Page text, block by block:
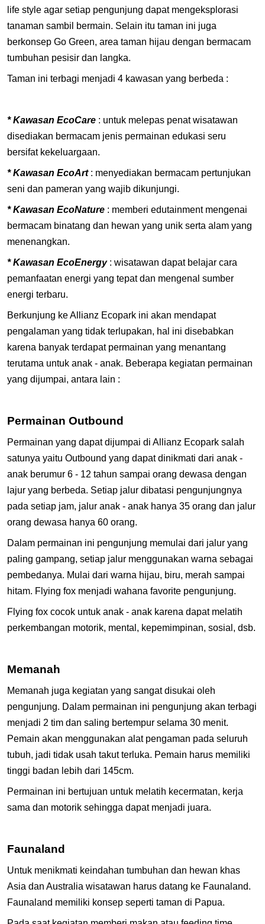
life style agar setiap pengunjung dapat mengeksplorasi
tanaman sambil bermain. Selain itu taman ini juga
berkonsep Go Green, area taman hijau dengan bermacam
tumbuhan pesisir dan langka.
Taman ini terbagi menjadi 4 kawasan yang berbeda :
* Kawasan EcoCare : untuk melepas penat wisatawan
disediakan bermacam jenis permainan edukasi seru
bersifat kekeluargaan.
* Kawasan EcoArt: menyediakan bermacam pertunjukan
seni dan pameran yang wajib dikunjungi.
* Kawasan EcoNature : memberi edutainment mengenai
bermacam binatang dan hewan yang unik serta alam yang
menenangkan.
* Kawasan EcoEnergy: wisatawan dapat belajar cara
pemanfaatan energi yang tepat dan mengenal sumber
energi terbaru.
Berkunjung ke Allianz Ecopark ini akan mendapat
pengalaman yang tidak terlupakan, hal ini disebabkan
karena banyak terdapat permainan yang menantang
terutama untuk anak - anak. Beberapa kegiatan permainan
yang dijumpai, antara lain :
Permainan Outbound
Permainan yang dapat dijumpai di Allianz Ecopark salah
satunya yaitu Outbound yang dapat dinikmati dari anak -
anak berumur 6 - 12 tahun sampai orang dewasa dengan
lajur yang berbeda. Setiap jalur dibatasi pengunjungnya
pada setiap jam, jalur anak - anak hanya 35 orang dan jalur
orang dewasa hanya 60 orang.
Dalam permainan ini pengunjung memulai dari jalur yang
paling gampang, setiap jalur menggunakan warna sebagai
pembedanya. Mulai dari warna hijau, biru, merah sampai
hitam. Flying fox menjadi wahana favorite pengunjung.
Flying fox cocok untuk anak - anak karena dapat melatih
perkembangan motorik, mental, kepemimpinan, sosial, dsb.
Memanah
Memanah juga kegiatan yang sangat disukai oleh
pengunjung. Dalam permainan ini pengunjung akan terbagi
menjadi 2 tim dan saling bertempur selama 30 menit.
Pemain akan menggunakan alat pengaman pada seluruh
tubuh, jadi tidak usah takut terluka. Pemain harus memiliki
tinggi badan lebih dari 145cm.
Permainan ini bertujuan untuk melatih kecermatan, kerja
sama dan motorik sehingga dapat menjadi juara.
Faunaland
Untuk menikmati keindahan tumbuhan dan hewan khas
Asia dan Australia wisatawan harus datang ke Faunaland.
Faunaland memiliki konsep seperti taman di Papua.